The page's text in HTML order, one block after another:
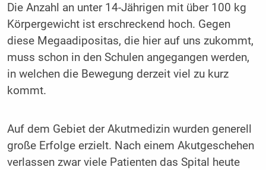
Die Anzahl an unter 14-Jährigen mit über 100 kg
Körpergewicht ist erschreckend hoch. Gegen
diese Megaadipositas, die hier auf uns zukommt,
muss schon in den Schulen angegangen werden,
in welchen die Bewegung derzeit viel zu kurz
kommt.
Auf dem Gebiet der Akutmedizin wurden generell
große Erfolge erzielt. Nach einem Akutgeschehen
verlassen zwar viele Patienten das Spital heute